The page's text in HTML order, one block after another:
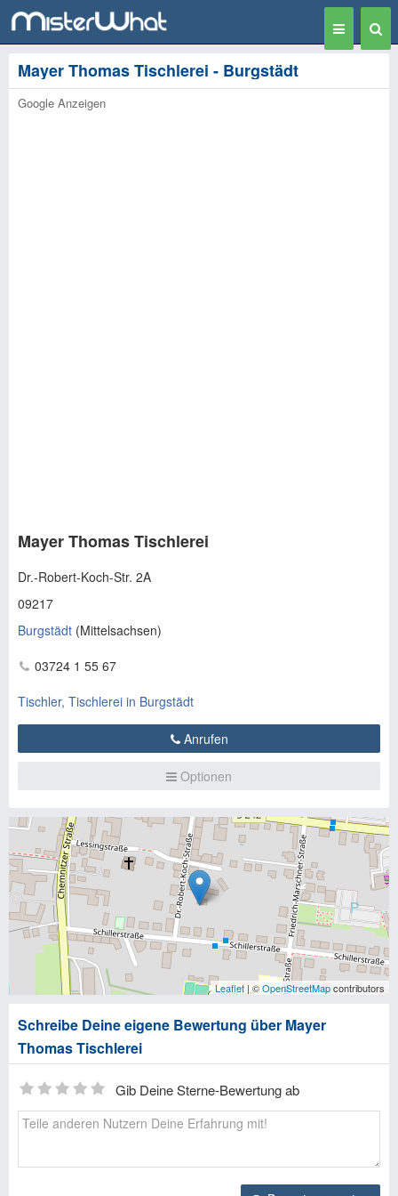
Toggle
navigation
Mayer Thomas Tischlerei - Burgstädt
Google Anzeigen
Mayer Thomas Tischlerei
Dr.-Robert-Koch-Str. 2A
09217
Burgstädt (Mittelsachsen)
03724 1 55 67
Tischler, Tischlerei in Burgstädt
Anrufen
Optionen
Leaflet | ©OpenStreetMapcontributors
Schreibe Deine eigene Bewertung über Mayer
Thomas Tischlerei
Gib Deine Sterne-Bewertung ab